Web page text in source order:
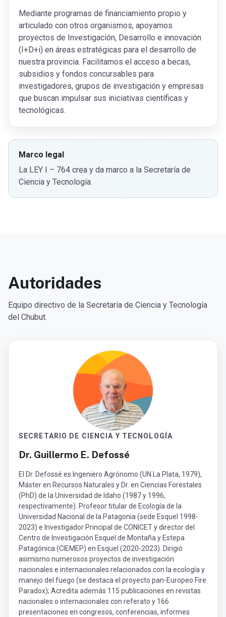
Mediante programas de financiamiento propio y
articulado con otros organismos, apoyamos
proyectos de Investigación, Desarrollo e innovación
(I+D+i) en áreas estratégicas para el desarrollo de
nuestra provincia. Facilitamos el acceso a becas,
subsidios y fondos concursables para
investigadores, grupos de investigación y empresas
que buscan impulsar sus iniciativas científicas y
tecnológicas.
Marco legal
La LEY I – 764 crea y da marco a la Secretaría de
Ciencia y Tecnología.
Autoridades
Equipo directivo de la Secretaría de Ciencia y Tecnología
del Chubut.
SECRETARIO DE CIENCIA Y TECNOLOGÍA
Dr. Guillermo E. Defossé
El Dr. Defossé es Ingeniero Agrónomo (UN La Plata, 1979),
Máster en Recursos Naturales y Dr. en Ciencias Forestales
(PhD) de la Universidad de Idaho (1987 y 1996,
respectivamente). Profesor titular de Ecología de la
Universidad Nacional de la Patagonia (sede Esquel 1998-
2023) e Investigador Principal de CONICET y director del
Centro de Investigación Esquel de Montaña y Estepa
Patagónica (CIEMEP) en Esquel (2020-2023). Dirigió
asimismo numerosos proyectos de investigación
nacionales e internacionales relacionados con la ecología y
manejo del fuego (se destaca el proyecto pan-Europeo Fire
Paradox); Acredita además 115 publicaciones en revistas
nacionales o internacionales con referato y 166
presentaciones en congresos, conferencias, informes